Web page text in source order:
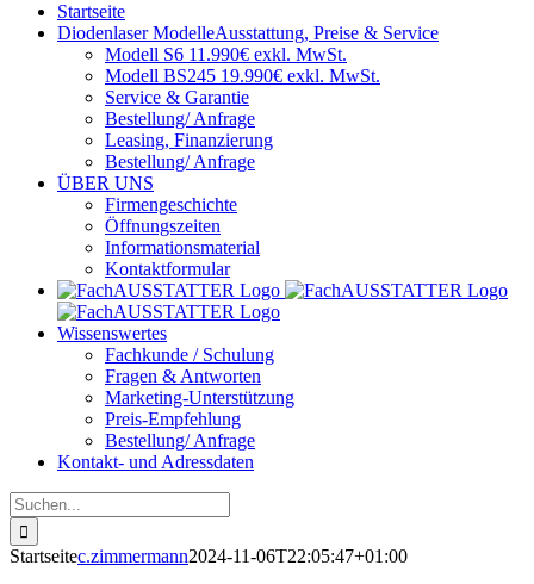
Startseite
Diodenlaser ModelleAusstattung, Preise & Service
Modell S6 11.990€ exkl. MwSt.
Modell BS245 19.990€ exkl. MwSt.
Service & Garantie
Bestellung/ Anfrage
Leasing, Finanzierung
Bestellung/ Anfrage
ÜBER UNS
Firmengeschichte
Öffnungszeiten
Informationsmaterial
Kontaktformular
Wissenswertes
Fachkunde / Schulung
Fragen & Antworten
Marketing-Unterstützung
Preis-Empfehlung
Bestellung/ Anfrage
Kontakt- und Adressdaten
Suche
nach:
Startseitec.zimmermann2024-11-06T22:05:47+01:00